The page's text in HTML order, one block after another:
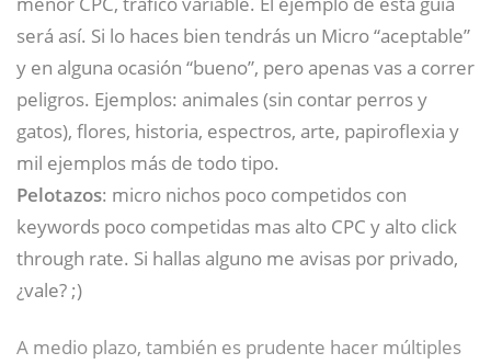
será así. Si lo haces bien tendrás un Micro “aceptable”
y en alguna ocasión “bueno”, pero apenas vas a correr
peligros. Ejemplos: animales (sin contar perros y
gatos), flores, historia, espectros, arte, papiroflexia y
mil ejemplos más de todo tipo.
Pelotazos: micro nichos poco competidos con
keywords poco competidas mas alto CPC y alto click
through rate. Si hallas alguno me avisas por privado,
¿vale? ;)
A medio plazo, también es prudente hacer múltiples